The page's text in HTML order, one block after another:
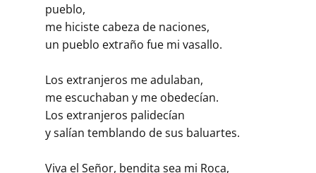
pueblo,
me hiciste cabeza de naciones,
un pueblo extraño fue mi vasallo.
Los extranjeros me adulaban,
me escuchaban y me obedecían.
Los extranjeros palidecían
y salían temblando de sus baluartes.
Viva el Señor, bendita sea mi Roca,